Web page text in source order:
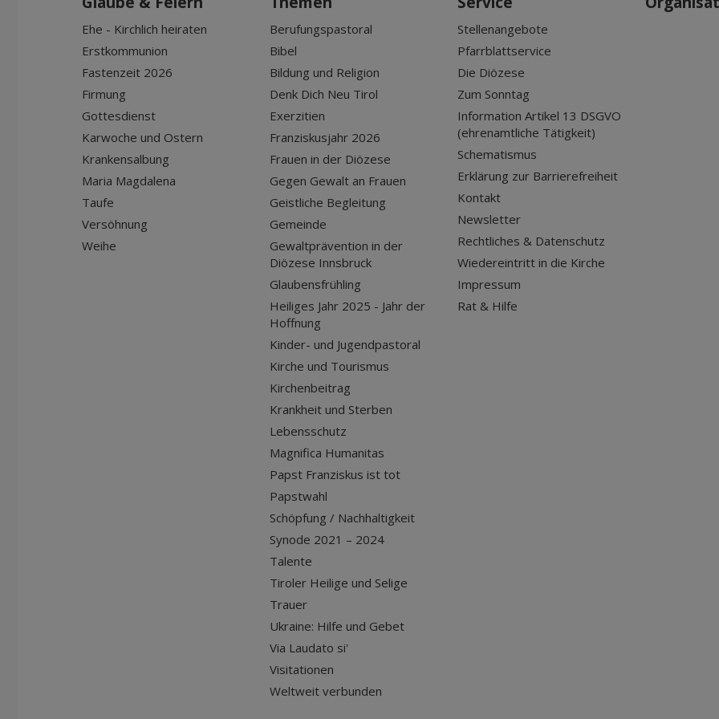
Ehe - Kirchlich heiraten
Erstkommunion
Fastenzeit 2026
Firmung
Gottesdienst
Karwoche und Ostern
Krankensalbung
Maria Magdalena
Taufe
Versöhnung
Weihe
Berufungspastoral
Bibel
Bildung und Religion
Denk Dich Neu Tirol
Exerzitien
Franziskusjahr 2026
Frauen in der Diözese
Gegen Gewalt an Frauen
Geistliche Begleitung
Gemeinde
Gewaltprävention in der
Diözese Innsbruck
Glaubensfrühling
Heiliges Jahr 2025 - Jahr der
Hoffnung
Kinder- und Jugendpastoral
Kirche und Tourismus
Kirchenbeitrag
Krankheit und Sterben
Lebensschutz
Magnifica Humanitas
Papst Franziskus ist tot
Papstwahl
Schöpfung / Nachhaltigkeit
Synode 2021 – 2024
Talente
Tiroler Heilige und Selige
Trauer
Ukraine: Hilfe und Gebet
Via Laudato si'
Visitationen
Weltweit verbunden
Stellenangebote
Pfarrblattservice
Die Diözese
Zum Sonntag
Information Artikel 13 DSGVO
(ehrenamtliche Tätigkeit)
Schematismus
Erklärung zur Barrierefreiheit
Kontakt
Newsletter
Rechtliches & Datenschutz
Wiedereintritt in die Kirche
Impressum
Rat & Hilfe